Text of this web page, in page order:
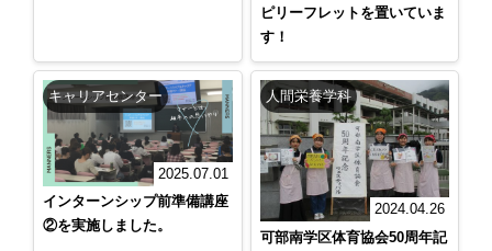
ピリーフレットを置いていま
す！
キャリアセンター
2025.07.01
インターンシップ前準備講座
②を実施しました。
人間栄養学科
2024.04.26
可部南学区体育協会50周年記